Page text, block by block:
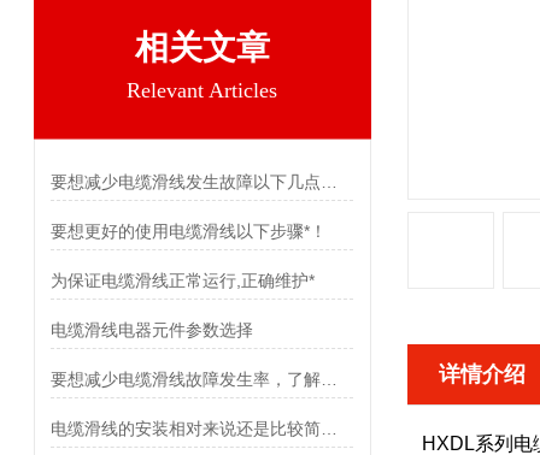
相关文章
Relevant Articles
要想更好的使用电缆滑线以下步骤*！
为保证电缆滑线正常运行,正确维护*
电缆滑线电器元件参数选择
详情介绍
HXDL系列电